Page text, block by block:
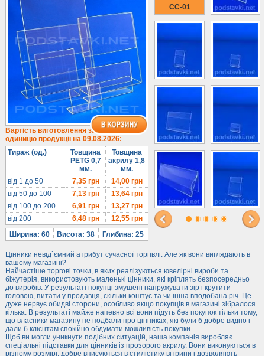
Навісні кишені
Менюхолдери
Під мобільні
Під біжутерію
Гірки та подіуми
Під косметику
Під солодке
Для хот-догів
Лототрони
Ящики з акрилу
Цінники
Засоби захисту
Інформ. стенди
Підлогові стійки
Вартість виготовлення за
одиницю продукції на 09.08.2026:
Тираж (од.)
Товщина
PETG 0,7
мм.
Товщина
акрилу 1,8
мм.
від 1 до 50
7,35грн 14,00грн
від 50 до 100
7,13грн 13,64грн
від 100 до 200
6,91грн 13,27грн
від 200
6,48грн 12,55грн
Ширина: 60
Висота: 38 Глибина: 25
Цінники невід`ємний атрибут сучасної торгівлі. Але як вони виглядають в
вашому магазині?
Найчастіше торгові точки, в яких реалізуються ювелірні вироби та
біжутерія, використовують маленькі цінники, які кріплять безпосередньо
до виробів. У результаті покупці змушені напружувати зір і крутити
головою, питати у продавця, скільки коштує та чи інша вподобана річ. Це
дуже нервує обидві сторони, особливо якщо покупців в магазині зібралося
кілька. В результаті майже напевно всі вони підуть без покупок тільки тому,
що власники магазину не подбали про цінниках, які були б добре видно і
дали б клієнтам спокійно обдумати можливість покупки.
Щоб ви могли уникнути подібних ситуацій, наша компанія виробляє
спеціальні підставки для цінників із прозорого акрилу. Вони виконуються в
різному розмірі, добре вписуються в стилістику вітрини і дозволяють
CC-01